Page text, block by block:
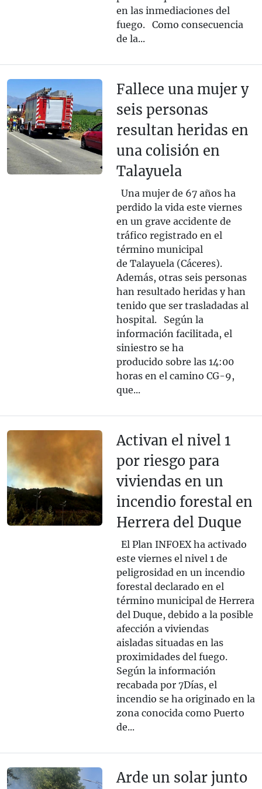
en las inmediaciones del
fuego. Como consecuencia
de la...
Fallece una mujer y
seis personas
resultan heridas en
una colisión en
Talayuela
Una mujer de 67 años ha
perdido la vida este viernes
en un grave accidente de
tráfico registrado en el
término municipal
de Talayuela (Cáceres).
Además, otras seis personas
han resultado heridas y han
tenido que ser trasladadas al
hospital. Según la
información facilitada, el
siniestro se ha
producido sobre las 14:00
horas en el camino CG-9,
que...
Activan el nivel 1
por riesgo para
viviendas en un
incendio forestal en
Herrera del Duque
El Plan INFOEX ha activado
este viernes el nivel 1 de
peligrosidad en un incendio
forestal declarado en el
término municipal de Herrera
del Duque, debido a la posible
afección a viviendas
aisladas situadas en las
proximidades del fuego.
Según la información
recabada por 7Días, el
incendio se ha originado en la
zona conocida como Puerto
de...
Arde un solar junto